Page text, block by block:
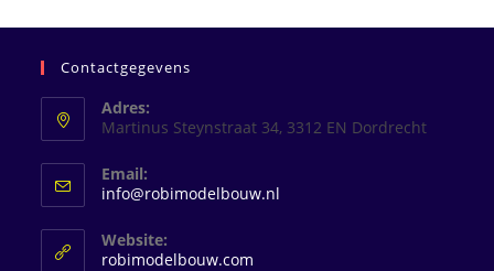
Contactgegevens
Adres:
Martinus Steynstraat 34, 3312 EN Dordrecht
Email:
info@robimodelbouw.nl
Website:
robimodelbouw.com